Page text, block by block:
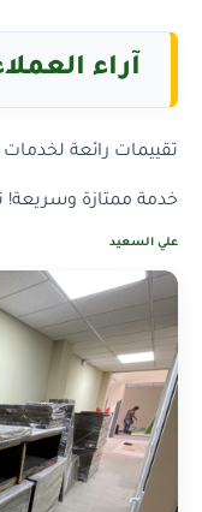
آراء
تقييمات رائعة
خدمة ممتازة
علي السعيد